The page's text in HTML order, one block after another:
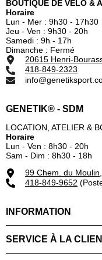
BOUTIQUE DE VÉLO &
Horaire
Lun - Mer : 9h30 - 17h30
Jeu - Ven : 9h30 - 20h
Samedi : 9h - 17h
Dimanche : Fermé
20615 Henri-
418-849-2323
GENETIK® - SDM
LOCATION, ATELIER &
Horaire
Lun - Ven : 8h30 - 20h
Sam - Dim : 8h30 - 18h
99 Chem. du
418-849-9652
INFORMATION
SERVICE À LA